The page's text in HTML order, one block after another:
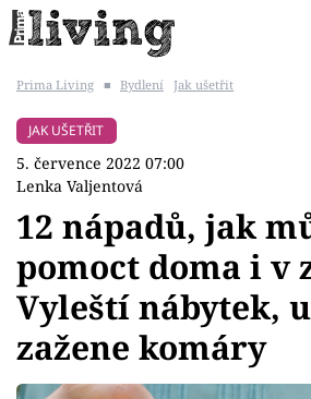
BYDLENÍ SLAVNÝCH
Témata
Bydlení
Zahrada
Prima Living ■ Bydlení Jak ušetřit
JAK UŠETŘIT
5. července 2022 07:00
Lenka Valjentová
12 nápadů, jak
pomoct doma i v
Vyleští nábytek,
zažene komáry